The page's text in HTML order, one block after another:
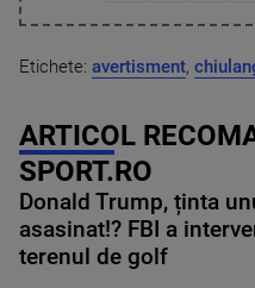
Etichete: avertisment,
ARTICOL
SPORT.RO
Donald Trump, ținta
asasinat!? FBI a
terenul de golf